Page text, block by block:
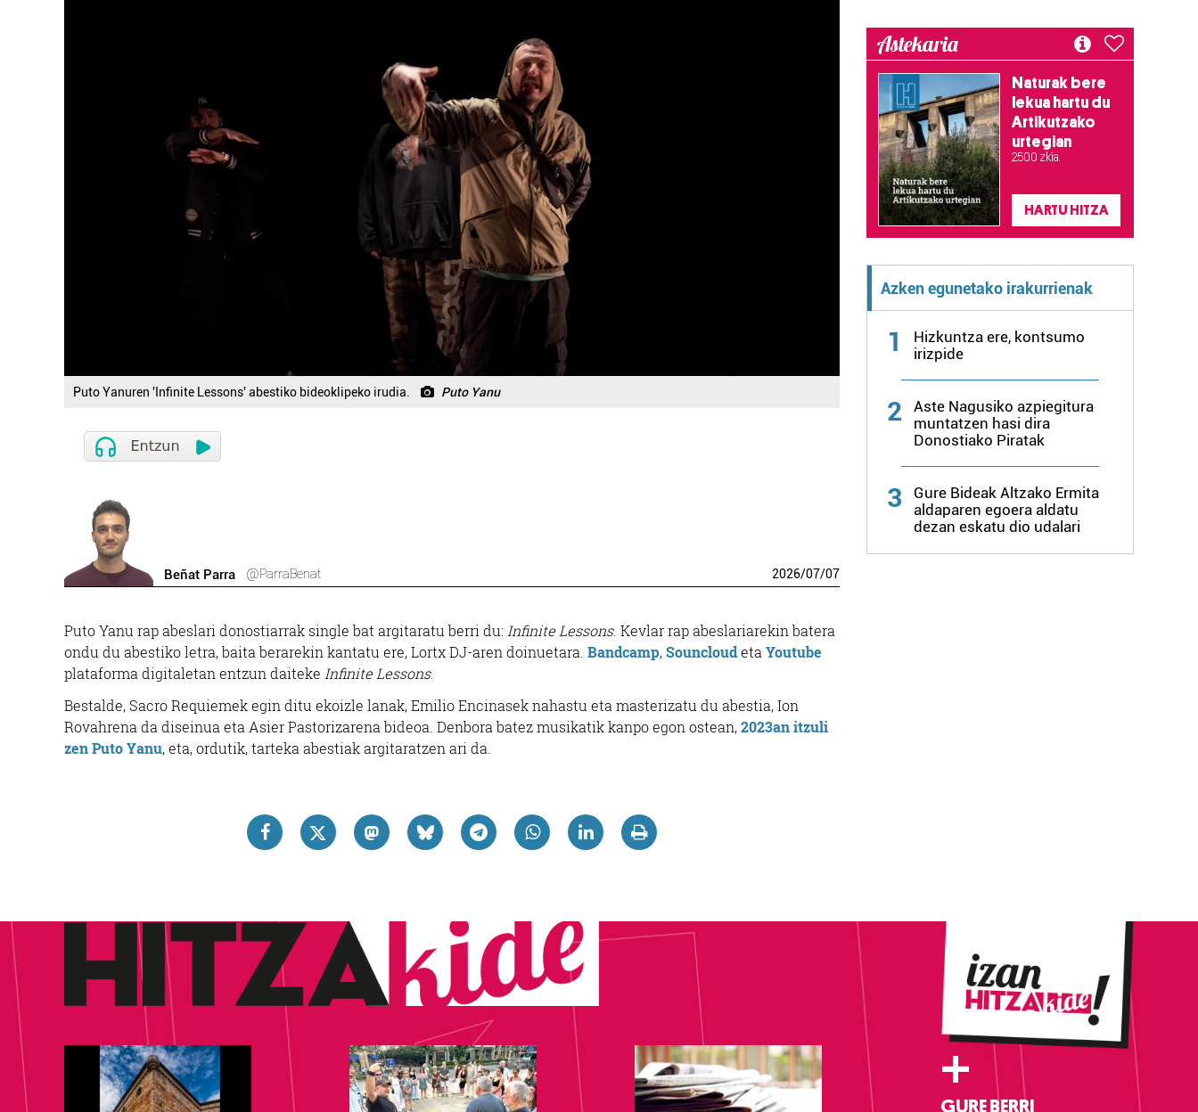
Puto Yanuren 'Infinite Lessons' abestiko bideoklipeko irudia. Puto Yanu
Beñat Parra @ParraBenat 2026/07/07
Puto Yanu rap abeslari donostiarrak single bat argitaratu berri du: Infinite Lessons. Kevlar rap abeslariarekin batera
ondu du abestiko letra, baita berarekin kantatu ere, Lortx DJ-aren doinuetara. Bandcamp,Souncloudeta Youtube
plataforma digitaletan entzun daiteke Infinite Lessons.
Bestalde, Sacro Requiemek egin ditu ekoizle lanak, Emilio Encinasek nahastu eta masterizatu du abestia, Ion
Rovahrena da diseinua eta Asier Pastorizarena bideoa. Denbora batez musikatik kanpo egon ostean,2023an itzuli
zen Puto Yanu, eta, ordutik, tarteka abestiak argitaratzen ari da.
Astekaria
Naturak bere
lekua hartu du
Artikutzako
urtegian
2.500 zkia.
HARTU HITZA
Azken egunetako irakurrienak
1
Hizkuntza ere, kontsumo
irizpide
2
Aste Nagusiko azpiegitura
muntatzen hasi dira
Donostiako Piratak
3
Gure Bideak Altzako Ermita
aldaparen egoera aldatu
dezan eskatu dio udalari
+
GURE BERRI